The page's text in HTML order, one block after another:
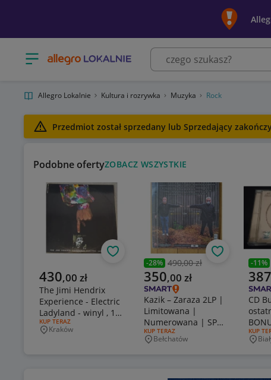
Otwórz menu z kategoriami
Przedmiot został sprzedany lub Sprzedający
Podobne ofertyZOBACZ WSZYSTKIE
Aktualna cena
430,00 zł
The Jimi Hendrix
Experience - Electric
Ladyland - winyl , 1
press EX+
RODZAJ OFERTY:
KUP TERAZ
Miejscowość
Kraków
Obserwuj
Poprzednia cena
-28% 490,00 zł
Aktualna cena
350,00 zł
Kazik – Zaraza 2LP |
Limitowana |
Numerowana | SP
Records | Nowa Folia
RODZAJ OFERTY:
KUP TERAZ
Miejscowość
Bełchatów
Obserwuj
-11%
387
CD
RODZAJ
KUP
Allegro Lokalnie Kultura i rozrywka Muzyka Rock